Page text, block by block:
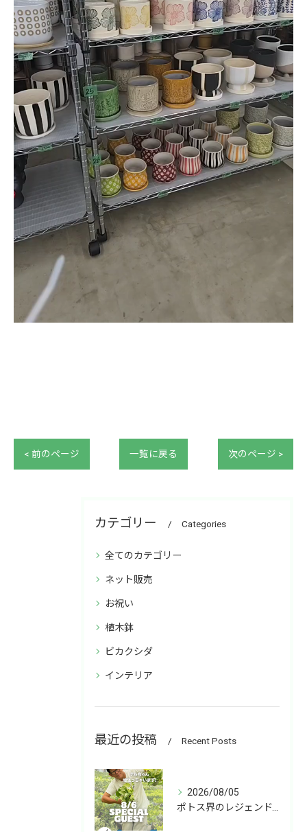
< 前のページ 一覧に戻る 次のページ >
カテゴリー Categories
全てのカテゴリー
ネット販売
お祝い
植木鉢
ビカクシダ
インテリア
最近の投稿 Recent Posts
2026/08/05
ポトス界のレジェンド、COME BACK!!!